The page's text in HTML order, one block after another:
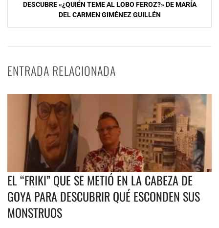
DESCUBRE «¿QUIÉN TEME AL LOBO FEROZ?» DE MARÍA
DEL CARMEN GIMÉNEZ GUILLÉN
ENTRADA RELACIONADA
EL “FRIKI” QUE SE METIÓ EN LA CABEZA DE
GOYA PARA DESCUBRIR QUÉ ESCONDEN SUS
MONSTRUOS